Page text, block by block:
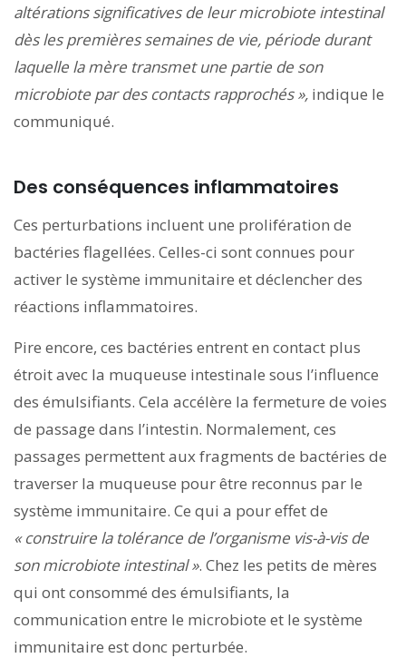
altérations significatives de leur microbiote intestinal
dès les premières semaines de vie, période durant
laquelle la mère transmet une partie de son
microbiote par des contacts rapprochés », indique le
communiqué.
Des conséquences inflammatoires
Ces perturbations incluent une prolifération de
bactéries flagellées. Celles-ci sont connues pour
activer le système immunitaire et déclencher des
réactions inflammatoires.
Pire encore, ces bactéries entrent en contact plus
étroit avec la muqueuse intestinale sous l’influence
des émulsifiants. Cela accélère la fermeture de voies
de passage dans l’intestin. Normalement, ces
passages permettent aux fragments de bactéries de
traverser la muqueuse pour être reconnus par le
système immunitaire. Ce qui a pour effet de
« construire la tolérance de l’organisme vis-à-vis de
son microbiote intestinal ». Chez les petits de mères
qui ont consommé des émulsifiants, la
communication entre le microbiote et le système
immunitaire est donc perturbée.